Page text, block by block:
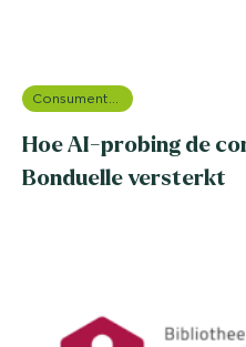
Hoe AI-probing de
Bonduelle versterkt